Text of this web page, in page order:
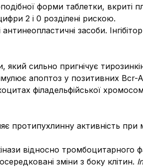
форми таблетки,
2 і 0 розділені рискою.
засоби.
який сильно пригнічує
апоптоз у позитивних Bcr-
філадельфійської
протипухлинну активність при
відносно
зміни з боку клітин.